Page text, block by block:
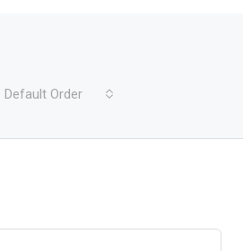
Default Order